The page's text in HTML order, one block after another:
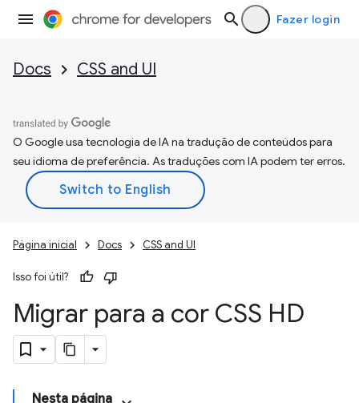
Fazer login
Docs CSS and UI
O Google usa tecnologia de IA na tradução de conteúdos para
seu idioma de preferência. As traduções com IA podem ter erros.
Página inicial Docs CSS and UI
Isso foi útil?
Migrar para a cor CSS HD
Nesta página